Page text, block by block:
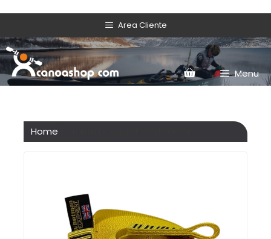
Area Cliente
Menu
Home